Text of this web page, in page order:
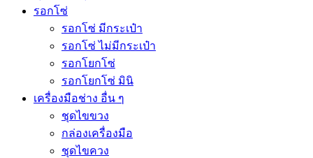
รอกโซ่
รอกโซ่ มีกระเป๋า
รอกโซ่ ไม่มีกระเป๋า
รอกโยกโซ่
รอกโยกโซ่ มินิ
เครื่องมือช่าง อื่น ๆ
ชุดไขขวง
กล่องเครื่องมือ
ชุดไขควง